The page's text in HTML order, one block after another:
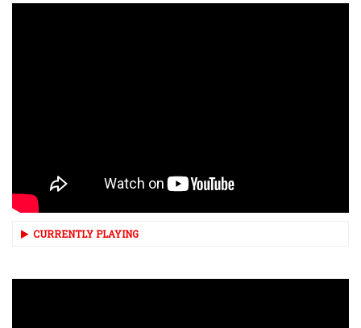
CURRENTLY PLAYING